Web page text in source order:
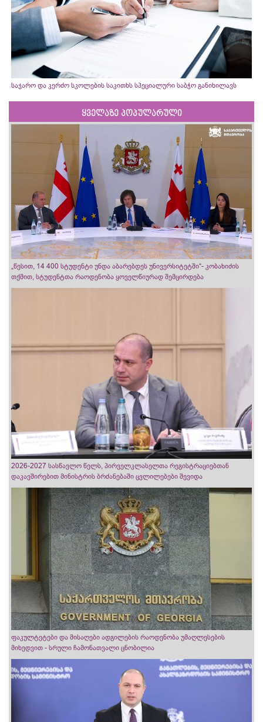
საჯარო და კერძო სკოლების საკითხს სპეციალური საბჭო განიხილავს
ყველაზე პოპულარული
„წესით, 14 400 სტუდენტი უნდა აბარებდეს უნივერსიტეტში“- კობახიძის
თქმით, სტუდენტთა რაოდენობა ყოველწიურად შემცირდება
2026-2027 სასწავლო წელს, პირველკლასელთა რეგისტრაციებთან
დაკავშირებით მინისტრის ბრძანებაში ცვლილებები შევიდა
ფაკულტეტები და მისაღები ადგილების რაოდენობა უმაღლესების
მიხედვით - სრული ჩამონათვალი ცნობილია